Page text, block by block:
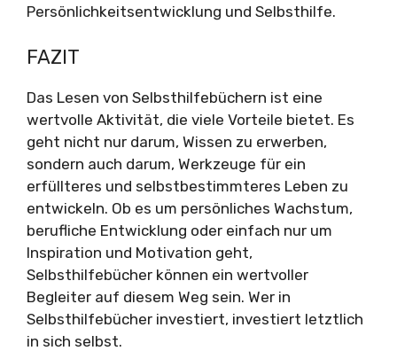
Persönlichkeitsentwicklung und Selbsthilfe.
FAZIT
Das Lesen von Selbsthilfebüchern ist eine
wertvolle Aktivität, die viele Vorteile bietet. Es
geht nicht nur darum, Wissen zu erwerben,
sondern auch darum, Werkzeuge für ein
erfüllteres und selbstbestimmteres Leben zu
entwickeln. Ob es um persönliches Wachstum,
berufliche Entwicklung oder einfach nur um
Inspiration und Motivation geht,
Selbsthilfebücher können ein wertvoller
Begleiter auf diesem Weg sein. Wer in
Selbsthilfebücher investiert, investiert letztlich
in sich selbst.